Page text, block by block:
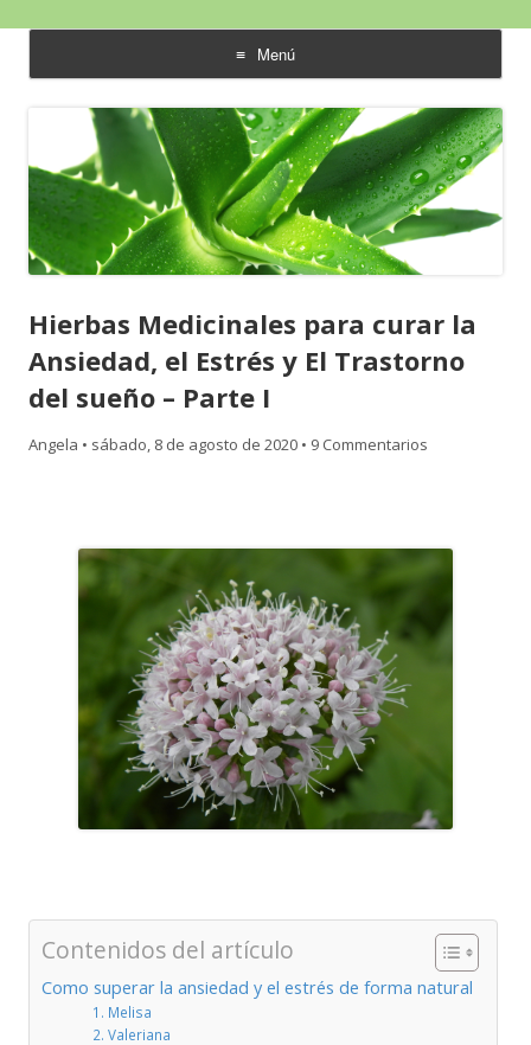
Aloe Vera y Calidad de Vida
Menú
saltar
contenido
Hierbas Medicinales para curar la
Ansiedad, el Estrés y El Trastorno
del sueño – Parte I
Angela • sábado, 8 de agosto de 2020 • 9 Commentarios
Contenidos del artículo
Como superar la ansiedad y el estrés de forma natural
1. Melisa
2. Valeriana